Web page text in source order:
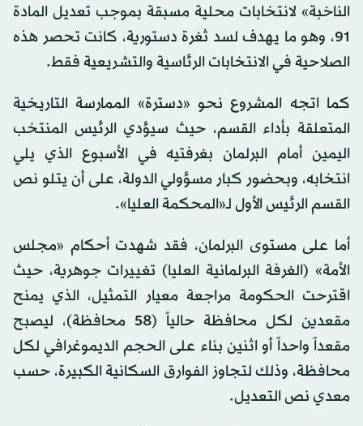
الناخبة» لانتخابات محلية مسبقة بموجب تعديل المادة
91، وهو ما يهدف لسد ثغرة دستورية، كانت تحصر هذه
الصلاحية في الانتخابات الرئاسية والتشريعية فقط.
كما اتجه المشروع نحو «دسترة» الممارسة التاريخية
المتعلقة بأداء القسم، حيث سيؤدي الرئيس المنتخب
اليمين أمام البرلمان بغرفتيه في الأسبوع الذي يلي
انتخابه، وبحضور كبار مسؤولي الدولة، على أن يتلو نص
القسم الرئيس الأول لـ«المحكمة العليا».
أما على مستوى البرلمان، فقد شهدت أحكام «مجلس
الأمة» (الغرفة البرلمانية العليا) تغييرات جوهرية، حيث
اقترحت الحكومة مراجعة معيار التمثيل، الذي يمنح
مقعدين لكل محافظة حالياً (58 محافظة)، ليصبح
مقعداً واحداً أو اثنين بناء على الحجم الديموغرافي لكل
محافظة، وذلك لتجاوز الفوارق السكانية الكبيرة، حسب
معدي نص التعديل.